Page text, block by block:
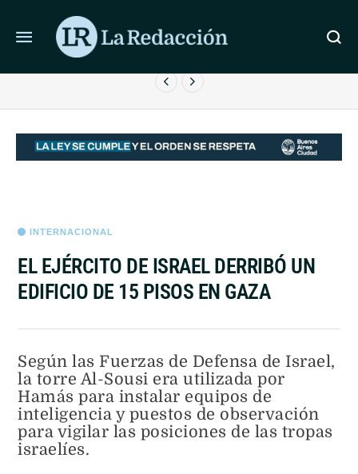
ÚLTIMAS NOTICIAS
LA CARTA DE “CHIQUI” TAPIA PARA DESPEDIR A JORGE
INTERNACIONAL
EL EJÉRCITO DE ISRAEL DERRIBÓ UN
EDIFICIO DE 15 PISOS EN GAZA
Según las Fuerzas de Defensa de Israel,
la torre Al-Sousi era utilizada por
Hamás para instalar equipos de
inteligencia y puestos de observación
para vigilar las posiciones de las tropas
israelíes.